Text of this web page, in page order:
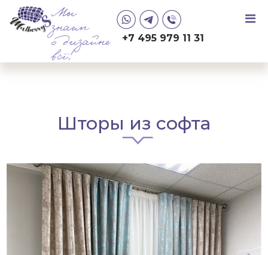
Мы
знаем
о дизайне
всё!
+7 495 979 11 31
Шторы из софта